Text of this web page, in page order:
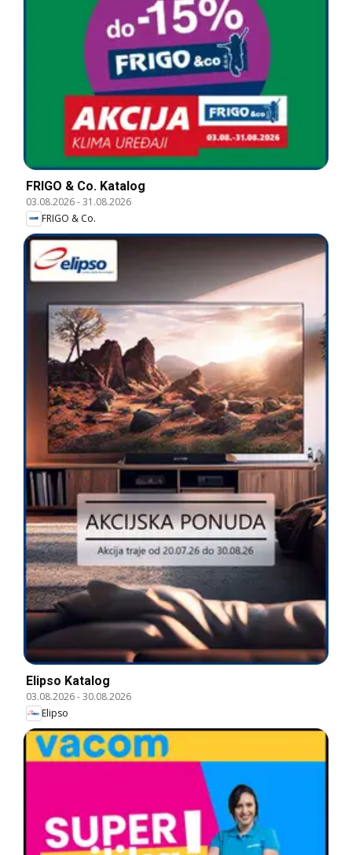
FRIGO & Co. Katalog
03.08.2026-31.08.2026
FRIGO & Co.
Elipso Katalog
03.08.2026-30.08.2026
Elipso